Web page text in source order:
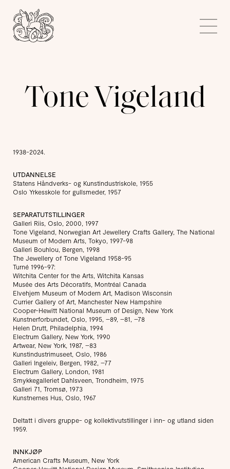
Kunstnerforbundet
Tone Vigeland
1938-2024.
UTDANNELSE
Statens Håndverks- og Kunstindustriskole, 1955
Oslo Yrkesskole for gullsmeder, 1957
SEPARATUTSTILLINGER
Galleri Riis, Oslo, 2000, 1997
Tone Vigeland, Norwegian Art Jewellery Crafts Gallery, The National
Museum of Modern Arts, Tokyo, 1997-98
Galleri Bouhlou, Bergen, 1998
The Jewellery of Tone Vigeland 1958-95
Turné 1996-97:
Witchita Center for the Arts, Witchita Kansas
Musée des Arts Décoratifs, Montréal Canada
Elvehjem Museum of Modern Art, Madison Wisconsin
Currier Gallery of Art, Manchester New Hampshire
Cooper-Hewitt National Museum of Design, New York
Kunstnerforbundet, Oslo, 1995, –89, –81, –78
Helen Drutt, Philadelphia, 1994
Electrum Gallery, New York, 1990
Artwear, New York, 1987, –83
Kunstindustrimuseet, Oslo, 1986
Galleri Ingeleiv, Bergen, 1982, –77
Electrum Gallery, London, 1981
Smykkegalleriet Dahlsveen, Trondheim, 1975
Galleri 71, Tromsø, 1973
Kunstnernes Hus, Oslo, 1967
Deltatt i divers gruppe- og kollektivutstillinger i inn- og utland siden
1959.
INNKJØP
American Crafts Museum, New York